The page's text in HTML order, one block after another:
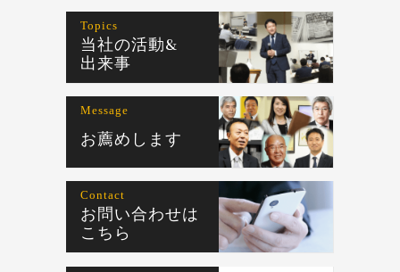
Topics
当社の活動&
出来事
Message
お薦めします
Contact
お問い合わせは
こちら